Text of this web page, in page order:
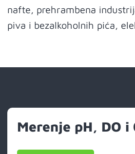
nafte, prehrambena
piva i bezalkoholnih pića,
Merenje pH, DO i